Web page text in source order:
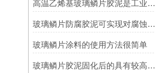
高温乙烯基玻璃鳞片胶泥是工业防腐领域中的特殊材料
玻璃鳞片防腐胶泥可实现对腐蚀介质的有效阻隔
玻璃鳞片涂料的使用方法很简单
玻璃鳞片胶泥固化后的具有较高的硬度和耐磨性